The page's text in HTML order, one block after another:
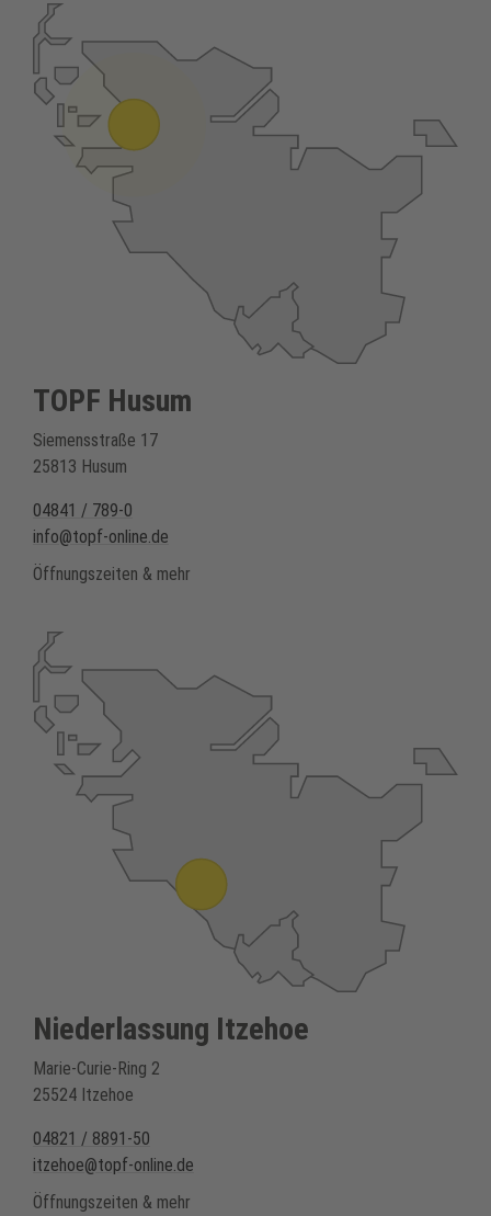
TOPF Husum
Siemensstraße 17
25813 Husum
04841 / 789-0
info@topf-online.de
Öffnungszeiten & mehr
Niederlassung Itzehoe
Marie-Curie-Ring 2
25524 Itzehoe
04821 / 8891-50
itzehoe@topf-online.de
Öffnungszeiten & mehr